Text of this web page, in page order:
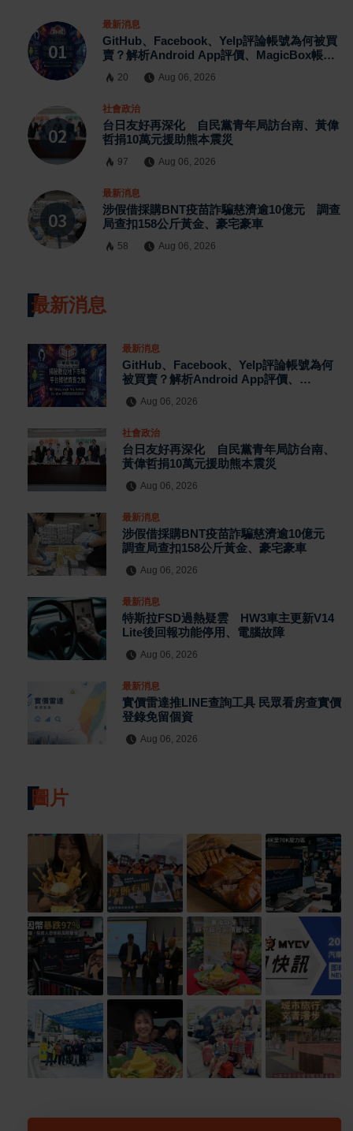
最新消息
GitHub、Facebook、Yelp評論帳號為何被買
賣？解析Android App評價、MagicBox帳號
信任危機
20 Aug 06, 2026
社會政治
台日友好再深化 自民黨青年局訪台南、黃偉
哲捐10萬元援助熊本震災
97 Aug 06, 2026
最新消息
涉假借採購BNT疫苗詐騙慈濟逾10億元 調查
局查扣158公斤黃金、豪宅豪車
58 Aug 06, 2026
最新消息
最新消息
GitHub、Facebook、Yelp評論帳號為何
被買賣？解析Android App評價、
防刷機制背後的數位信任危機
Aug 06, 2026
社會政治
台日友好再深化 自民黨青年局訪台南、
黃偉哲捐10萬元援助熊本震災
Aug 06, 2026
最新消息
涉假借採購BNT疫苗詐騙慈濟逾10億元
調查局查扣158公斤黃金、豪宅豪車
Aug 06, 2026
最新消息
特斯拉FSD過熱疑雲 HW3車主更新V14
Lite後回報功能停用、電腦故障
Aug 06, 2026
最新消息
實價雷達推LINE查詢工具 民眾看房查實價
登錄免留個資
Aug 06, 2026
圖片